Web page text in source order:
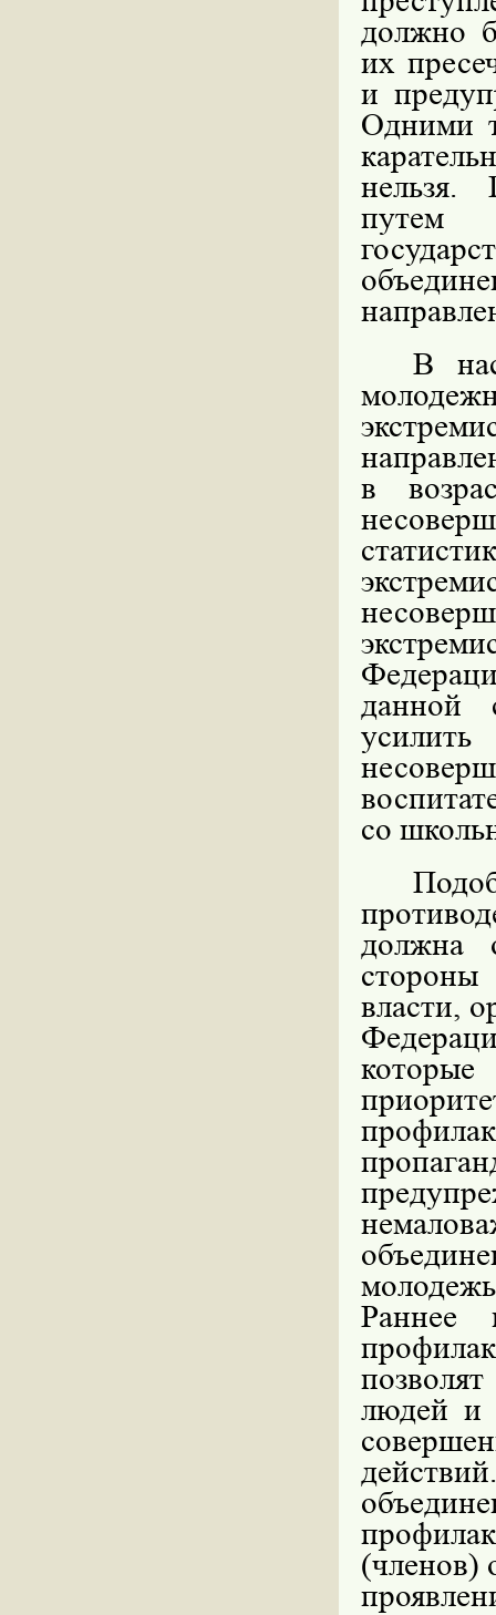
должно
их
и
Одними
нельзя.
путем
В
в
данной
со
должна
стороны
власти,
Раннее
людей и
(членов)